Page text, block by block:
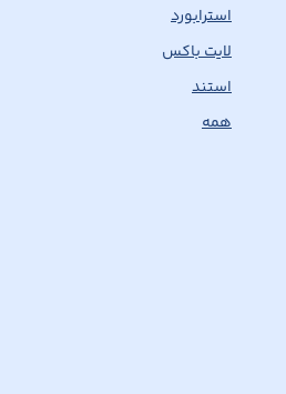
استرابورد
لایت باکس
استند
همه